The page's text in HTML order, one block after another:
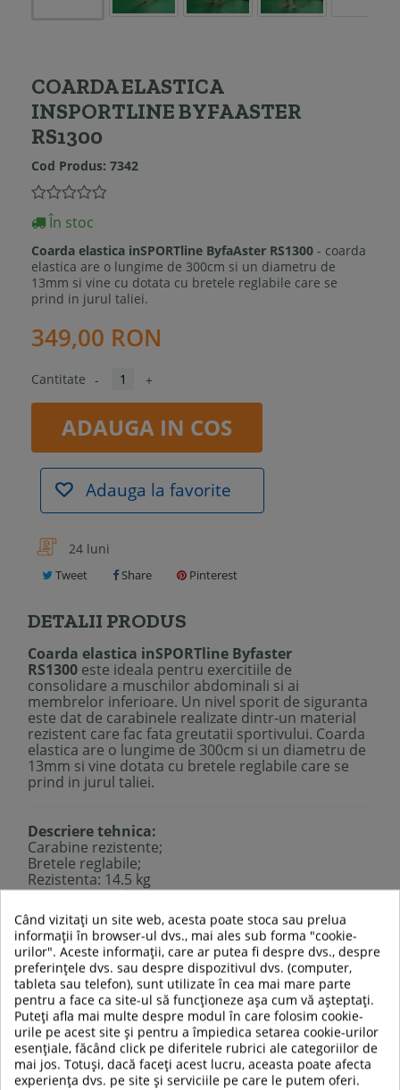
COARDA ELASTICA
INSPORTLINE BYFAASTER
RS1300
Cod Produs: 7342
În stoc
Coarda elastica inSPORTline ByfaAster RS1300 - coarda
elastica are o lungime de 300cm si un diametru de
13mm si vine cu dotata cu bretele reglabile care se
prind in jurul taliei.
349,00 RON
Cantitate - +
ADAUGA IN COS
Adauga la favorite
24 luni
Tweet Share Pinterest
DETALII PRODUS
Coarda elastica inSPORTline Byfaster
RS1300 este ideala pentru exercitiile de
consolidare a muschilor abdominali si ai
membrelor inferioare. Un nivel sporit de siguranta
este dat de carabinele realizate dintr-un material
rezistent care fac fata greutatii sportivului. Coarda
elastica are o lungime de 300cm si un diametru de
13mm si vine dotata cu bretele reglabile care se
prind in jurul taliei.
Descriere tehnica:
Carabine rezistente;
Bretele reglabile;
Rezistenta: 14.5 kg
Lungime coarda: 300cm;
Diametru coarda: 13mm;
Material coarda:TPR, PP;(cauciuc termoplastic,
polipropilena);
Greutate coarda: 1kg;
Antrenament recomandat: cardio;
Grupe de muschi antrenate:
Când vizitați un site web, acesta poate stoca sau prelua
informații în browser-ul dvs., mai ales sub forma "cookie-
urilor". Aceste informații, care ar putea fi despre dvs., despre
preferințele dvs. sau despre dispozitivul dvs. (computer,
tableta sau telefon), sunt utilizate în cea mai mare parte
pentru a face ca site-ul să funcționeze așa cum vă așteptați.
Puteți afla mai multe despre modul în care folosim cookie-
urile pe acest site și pentru a împiedica setarea cookie-urilor
esențiale, făcând click pe diferitele rubrici ale categoriilor de
mai jos. Totuși, dacă faceți acest lucru, aceasta poate afecta
experiența dvs. pe site și serviciile pe care le putem oferi.